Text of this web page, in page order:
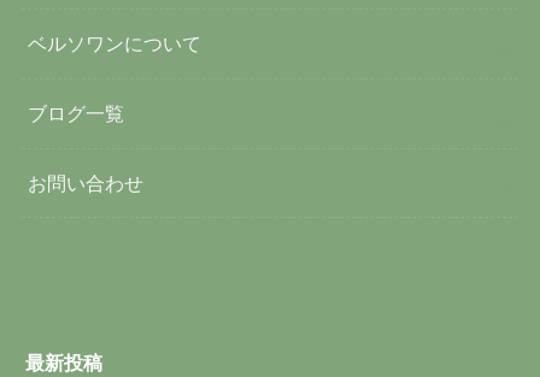
ベルソワンについて
ブログ一覧
お問い合わせ
最新投稿